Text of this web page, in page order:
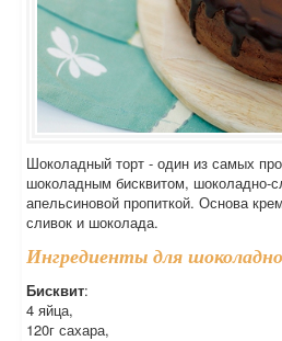
Шоколадный торт - один из самых
шоколадным бисквитом, шоколадно-
апельсиновой пропиткой. Основа
сливок и шоколада.
Ингредиенты для
Бисквит:
4 яйца,
120г сахара,